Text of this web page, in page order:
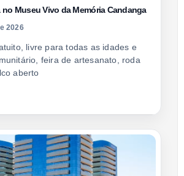
no Museu Vivo da Memória Candanga
2026
livre para todas as idades e
feira de artesanato, roda
aberto